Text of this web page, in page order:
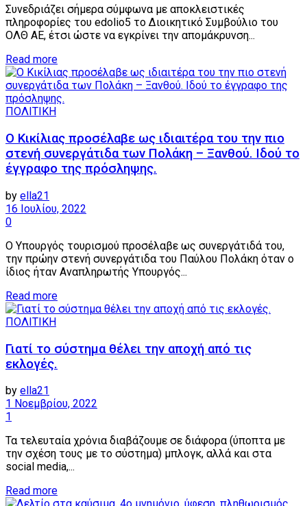
Συνεδριάζει σήμερα σύμφωνα με αποκλειστικές
πληροφορίες του edolio5 το Διοικητικό Συμβούλιο του
ΟΛΘ ΑΕ, έτσι ώστε να εγκρίνει την απομάκρυνση...
Read moreDetails
ΠΟΛΙΤΙΚΗ
Ο Κικίλιας προσέλαβε ως ιδιαιτέρα του την πιο
στενή συνεργάτιδα των Πολάκη – Ξανθού. Ιδού το
έγγραφο της πρόσληψης.
by ella21
16 Ιουλίου, 2022
0
Ο Υπουργός τουρισμού προσέλαβε ως συνεργάτιδά του,
την πρώην στενή συνεργάτιδα του Παύλου Πολάκη όταν ο
ίδιος ήταν Αναπληρωτής Υπουργός...
Read moreDetails
ΠΟΛΙΤΙΚΗ
Γιατί το σύστημα θέλει την αποχή από τις
εκλογές.
by ella21
1 Νοεμβρίου, 2022
1
Τα τελευταία χρόνια διαβάζουμε σε διάφορα (ύποπτα με
την σχέση τους με το σύστημα) μπλογκ, αλλά και στα
social media,...
Read moreDetails